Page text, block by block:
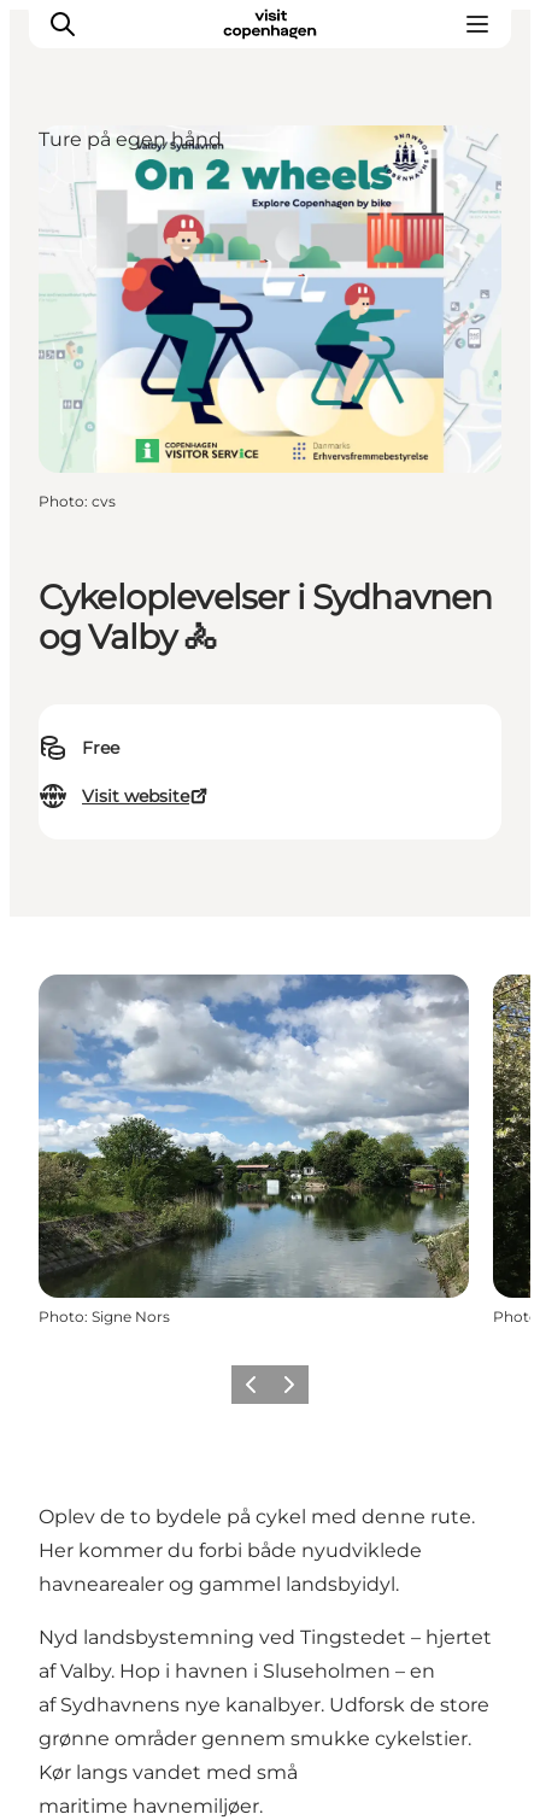
Aktiviteter
Mat och dryck
Planera din resa
Cykeloplevelser i Sydhavnen
og Valby 🚴
Free
Visit website
Ture på egen hånd
Photo: cvs
Photo: Signe Nors Photo
Previous
Next
Oplev de to bydele på cykel med denne rute.
Her kommer du forbi både nyudviklede
havnearealer og gammel landsbyidyl.
Nyd landsbystemning ved Tingstedet – hjertet
af Valby. Hop i havnen i Sluseholmen – en
af Sydhavnens nye kanalbyer. Udforsk de store
grønne områder gennem smukke cykelstier.
Kør langs vandet med små
maritime havnemiljøer.